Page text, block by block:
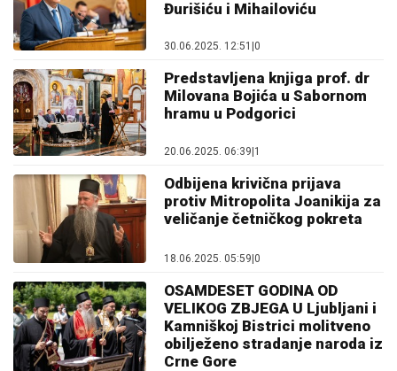
Đurišiću i Mihailoviću
30.06.2025. 12:51 |0
Predstavljena knjiga prof. dr
Milovana Bojića u Sabornom
hramu u Podgorici
20.06.2025. 06:39 1
Odbijena krivična prijava
protiv Mitropolita Joanikija za
veličanje četničkog pokreta
18.06.2025. 05:59|0
OSAMDESET GODINA OD
VELIKOG ZBJEGA U Ljubljani i
Kamniškoj Bistrici molitveno
obilježeno stradanje naroda iz
Crne Gore